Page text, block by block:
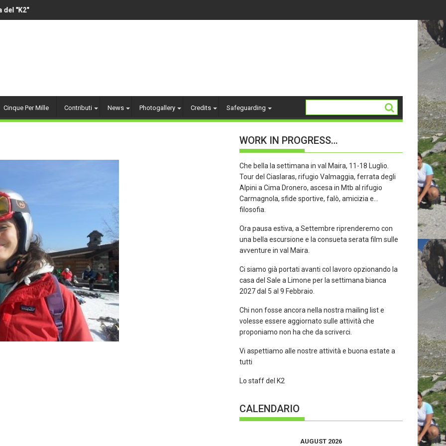
"K2"
Cinque Per Mille Contributi News Photogallery Credits Safeguarding
WORK IN PROGRESS…
Che bella la settimana in val Maira, 11-18 Luglio.
Tour del Ciaslaras, rifugio Valmaggia, ferrata degli
Alpini a Cima Dronero, ascesa in Mtb al rifugio
Carmagnola, sfide sportive, falò, amicizia e…
filosofia.
Ora pausa estiva, a Settembre riprenderemo con
una bella escursione e la consueta serata film sulle
avventure in val Maira.
Ci siamo già portati avanti col lavoro opzionando la
casa del Sale a Limone per la settimana bianca
2027 dal 5 al 9 Febbraio.
Chi non fosse ancora nella nostra mailing list e
volesse essere aggiornato sulle attività che
proponiamo non ha che da scriverci.
Vi aspettiamo alle nostre attività e buona estate a
tutti
Lo staff del K2
CALENDARIO
AUGUST 2026